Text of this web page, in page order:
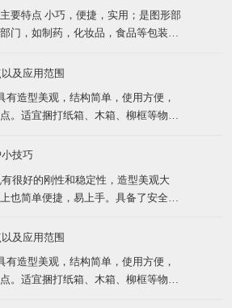
要特点 小巧，便捷，实用；是图形部
门，如制药，化妆品，食品等包装产
片眼（自动装置）开始循环；按按钮
3种捆扎带松紧级别设置 结束带捆
及应用范围
有造型美观，结构简单，使用方便，
。适宜捆打纸箱、木箱、柳框等物
修起来比较简易，故广泛适用于流动
粘合效果，又可解决带钳的铁扣机捆
技巧
好的刚性和稳定性，造型美观大
也简单便捷，易上手。具备了安全性
机的厂家对了PE捆绑机赞口不绝，认
费。 PE捆绑机广泛用于用于食品、
工
及应用范围
有造型美观，结构简单，使用方便，
。适宜捆打纸箱、木箱、柳框等物